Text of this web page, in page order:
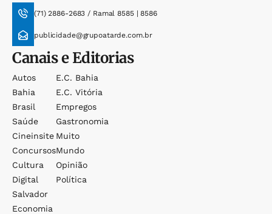
(71) 2886-2683 / Ramal 8585 | 8586
publicidade@grupoatarde.com.br
Canais e Editorias
Autos
Bahia
Brasil
Saúde
Cineinsite
Concursos
Cultura
Digital
Salvador
Economia
E.c. Bahia
E.c. Vitória
Empregos
Gastronomia
Muito
Mundo
Opinião
Política